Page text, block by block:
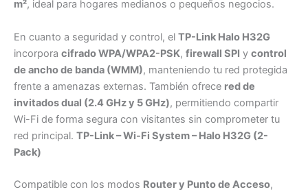
m², ideal para hogares medianos o pequeños negocios.
En cuanto a seguridad y control, el TP-Link Halo H32G
incorpora cifrado WPA/WPA2-PSK, firewall SPI y control
de ancho de banda (WMM), manteniendo tu red protegida
frente a amenazas externas. También ofrece red de
invitados dual (2.4 GHz y 5 GHz), permitiendo compartir
Wi-Fi de forma segura con visitantes sin comprometer tu
red principal. TP-Link – Wi-Fi System – Halo H32G (2-
Pack)
Compatible con los modos Router y Punto de Acceso,